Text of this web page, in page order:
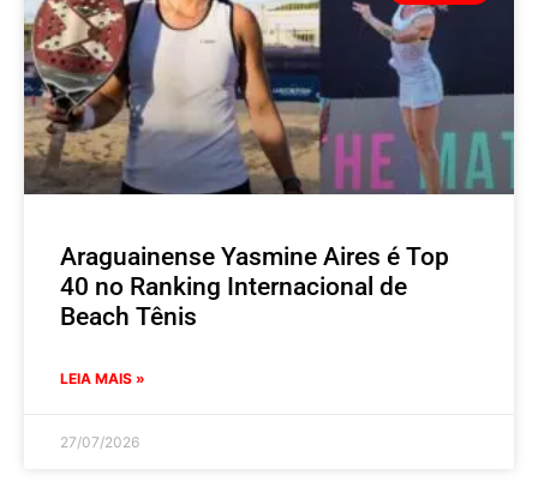
Araguainense Yasmine Aires é Top
40 no Ranking Internacional de
Beach Tênis
LEIA MAIS »
27/07/2026